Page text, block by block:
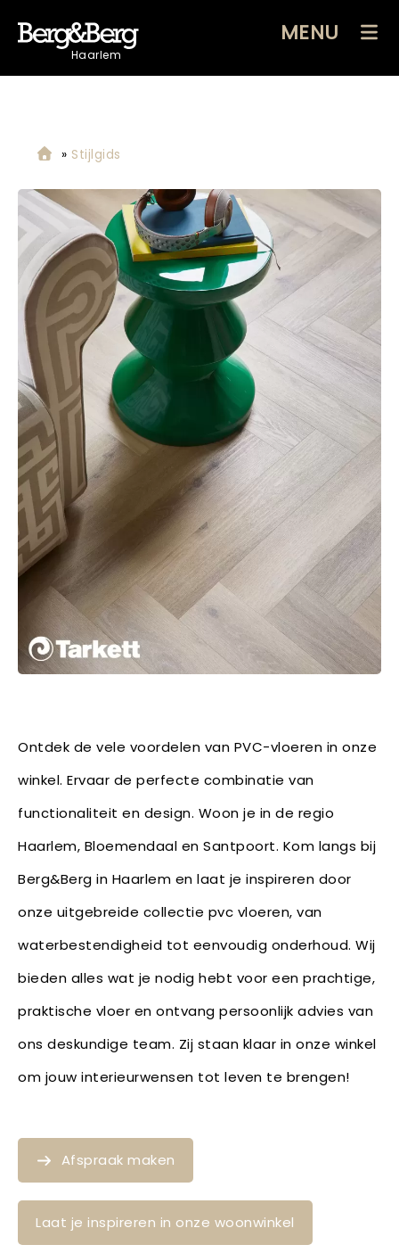
Haarlem
MENU
» Stijlgids
Ontdek de vele voordelen van PVC-vloeren in onze
winkel. Ervaar de perfecte combinatie van
functionaliteit en design. Woon je in de regio
Haarlem, Bloemendaal en Santpoort. Kom langs bij
Berg&Berg in Haarlem en laat je inspireren door
onze uitgebreide collectie pvc vloeren, van
waterbestendigheid tot eenvoudig onderhoud. Wij
bieden alles wat je nodig hebt voor een prachtige,
praktische vloer en ontvang persoonlijk advies van
ons deskundige team. Zij staan klaar in onze winkel
om jouw interieurwensen tot leven te brengen!
Afspraak maken
Laat je inspireren in onze woonwinkel